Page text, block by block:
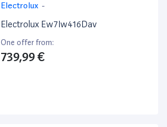
Electrolux -
Electrolux Ew7Iw416Dav
One offer from:
739,99 €